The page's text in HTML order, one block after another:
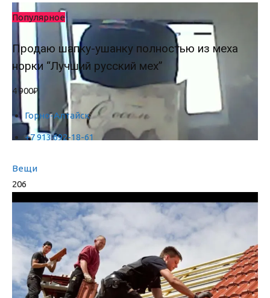
Популярное
Продаю шапку-ушанку полностью из меха
норки “Лучший русский мех”
4 900₽
Горно-Алтайск
+7 913 692-18-61
Вещи
206